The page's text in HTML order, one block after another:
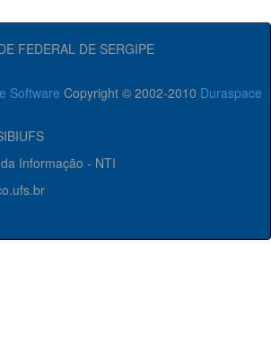
FEDERAL DE SERGIPE
Software Copyright © 2002-2010 Duraspace
Informação - NTI